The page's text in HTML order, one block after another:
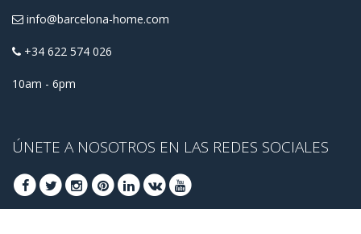
info@barcelona-home.com
+34 622 574 026
10am - 6pm
ÚNETE A NOSOTROS EN LAS REDES SOCIALES